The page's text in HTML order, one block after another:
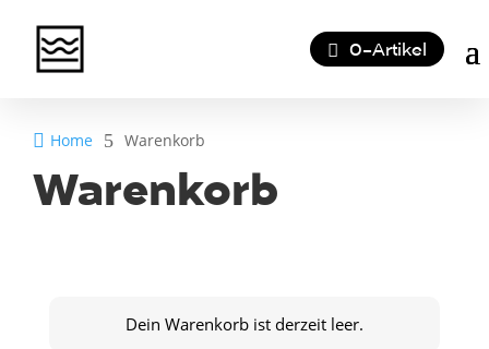
0-Artikel
 Home 5 Warenkorb
Warenkorb
Dein Warenkorb ist derzeit leer.